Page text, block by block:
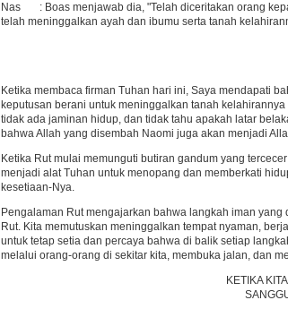
Nas : Boas menjawab dia, "Telah diceritakan orang
telah meninggalkan ayah dan ibumu serta tanah
Ketika membaca firman Tuhan hari ini, Saya mendapati
keputusan berani untuk meninggalkan tanah
tidak ada jaminan hidup, dan tidak tahu apakah latar
bahwa Allah yang disembah Naomi juga akan menjadi
Ketika Rut mulai memunguti butiran gandum yang
menjadi alat Tuhan untuk menopang dan memberkati
kesetiaan-Nya.
Pengalaman Rut mengajarkan bahwa langkah iman
Rut. Kita memutuskan meninggalkan tempat nyaman,
untuk tetap setia dan percaya bahwa di balik setiap
melalui orang-orang di sekitar kita, membuka jalan, dan
KETIKA